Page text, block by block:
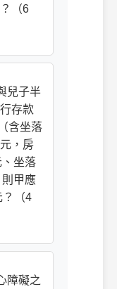
（6
兒子半
存款
含坐落
，房
坐落
甲應
？（4
障礙之